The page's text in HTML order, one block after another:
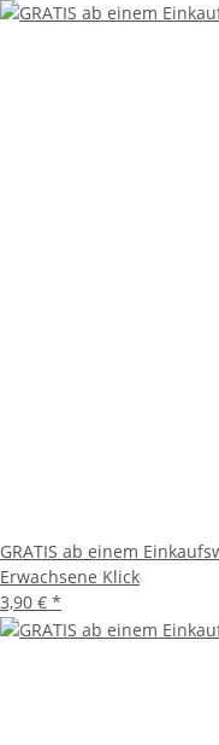
GRATIS ab einem
Erwachsene Klick
3,90 € *